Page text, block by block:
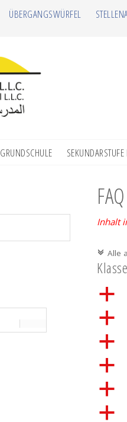
ÜBERGANGSWÜRFEL
GRUNDSCHULE SEKUNDARSTUFE I
Inhalt
c Alle
a
a
a
a
a
a